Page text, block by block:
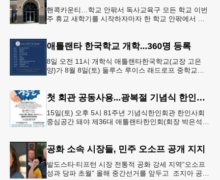
핸콕카운티…학교 안팎서 독사교육구 모든 학교 이번
주 휴교 새학기를 시작하자마자 한 학교 안팎에서 잇
애틀랜타 한국학교 개학...360명 등록
8일 오전 11시 개학식 애틀랜타한국학교(교장 고은
양)가 8월 8일(토) 둘루스 루이스 래드로프 중학교에
첫 회관 공동사용...광복절 기념식 한인회관서
15일(토) 오후 5시 81주년 기념식한인회관 한인사회
중심공간 돼야 제36대 애틀랜타한인회(회장 박은석·
공화 소속 시장들, 민주 오소프 공개 지지
발도스타∙티프턴 시장 전통적 공화 강세 지역“오소프
성과 당파 초월” 올해 중간선거를 앞두고 조지아 공화